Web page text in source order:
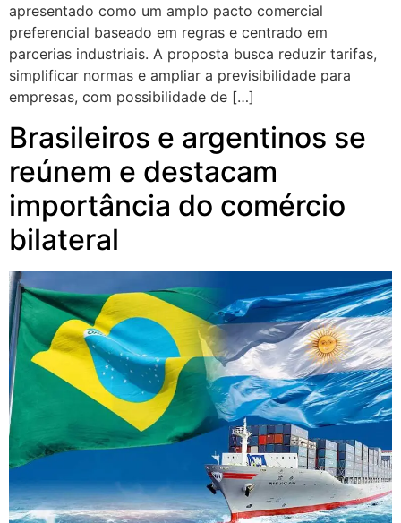
apresentado como um amplo pacto comercial
preferencial baseado em regras e centrado em
parcerias industriais. A proposta busca reduzir tarifas,
simplificar normas e ampliar a previsibilidade para
empresas, com possibilidade de […]
Brasileiros e argentinos se
reúnem e destacam
importância do comércio
bilateral